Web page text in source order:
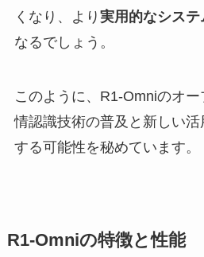
くなり、より 実用的なシス
なるでしょう。
このように、R1-Omniのオ
情認識技術の普及と新しい
する可能性を秘めています。
R1-Omniの特徴と性能